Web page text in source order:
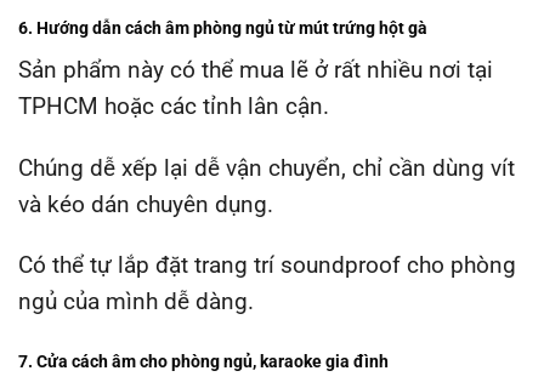
6. Hướng dẫn cách âm phòng ngủ từ mút trứng hột gà
Sản phẩm này có thể mua lẽ ở rất nhiều nơi tại
TPHCM hoặc các tỉnh lân cận.
Chúng dễ xếp lại dễ vận chuyển, chỉ cần dùng vít
và kéo dán chuyên dụng.
Có thể tự lắp đặt trang trí soundproof cho phòng
ngủ của mình dễ dàng.
7. Cửa cách âm cho phòng ngủ, karaoke gia đình